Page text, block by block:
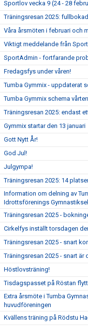
Sportlov vecka 9 (24 - 28
Träningsresan 2025:
Våra årsmöten i februari och
Viktigt meddelande från
SportAdmin - fortfarande
Fredagsfys under våren!
Tumba Gymmix - uppdaterat
Tumba Gymmix schema
Träningsresan 2025: endast
Gymmix startar den 13 januari
Gott Nytt År!
God Jul!
Julgympa!
Träningsresan 2025: 14
Information om delning av
Idrottsförenings
Träningsresan 2025 -
Cirkelfys inställt torsdagen
Träningsresan 2025 - snart
Träningsresan 2025 - snart är
Höstlovsträning!
Tisdagspasset på Röstan
Extra årsmöte i Tumba
huvudföreningen
Kvällens träning på Rödstu